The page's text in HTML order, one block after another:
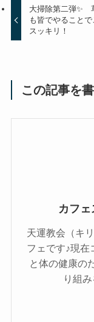
大掃除第二弾✨
も皆でやることで
スッキリ！
この記事を
カフ
天運教会（キ
フェです♪現在
と体の健康の
り組